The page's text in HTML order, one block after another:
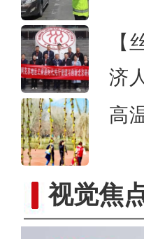
【
济
高
视觉焦新